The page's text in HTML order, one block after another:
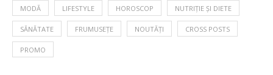
MODĂ LIFESTYLE HOROSCOP NUTRIȚIE ȘI DIETE
SĂNĂTATE FRUMUSEȚE NOUTĂȚI CROSS POSTS
PROMO